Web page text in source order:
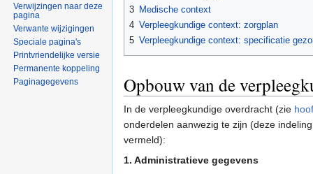
3 Medische context
4 Verpleegkundige context: zorgplan
5 Verpleegkundige context: specificatie
Opbouw van de
In de verpleegkundige overdracht (zie
onderdelen aanwezig te zijn (deze
vermeld):
1. Administratieve gegevens
Verwijzingen naar deze
pagina
Verwante wijzigingen
Speciale pagina's
Printvriendelijke versie
Permanente koppeling
Paginagegevens